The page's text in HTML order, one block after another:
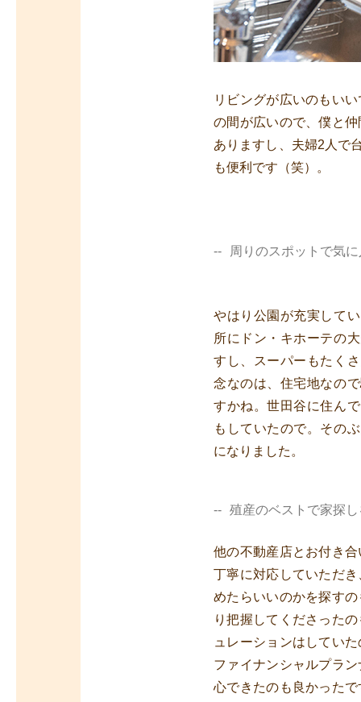
リビングが広いのもい
の間が広いので、僕と
ありますし、夫婦2人で
も便利です（笑）。
周りのスポットで気
やはり公園が充実して
所にドン・キホーテの
すし、スーパーもたく
念なのは、住宅地なの
すかね。世田谷に住ん
もしていたので。その
になりました。
殖産のベストで家探
他の不動産店とお付き
丁寧に対応していただ
めたらいいのかを探す
り把握してくださった
ュレーションはしてい
ファイナンシャルプラ
心できたのも良かった